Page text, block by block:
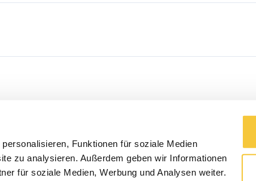
Funktionen für soziale Medien
zu analysieren. Außerdem geben wir Informationen
für soziale Medien, Werbung und Analysen weiter.